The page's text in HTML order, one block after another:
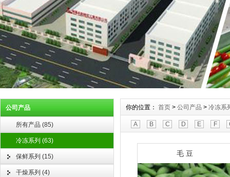
公司产品
所有产品 (85)
冷冻系列 (63)
保鲜系列 (15)
干燥系列 (4)
你的位置： 首页 > 公司产品 > 冷冻系
A B C D E F
毛 豆